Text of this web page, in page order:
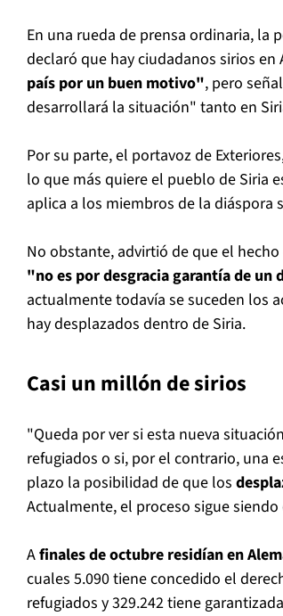
En una rueda de prensa ordinaria, la
declaró que hay ciudadanos sirios en
país por un buen motivo", pero
desarrollará la situación" tanto en
Por su parte, el portavoz de
lo que más quiere el pueblo de Siria
aplica a los miembros de la diáspora
No obstante, advirtió de que el hecho
"no es por desgracia garantía de un
actualmente todavía se suceden los
hay desplazados dentro de Siria.
Casi un millón de sirios
"Queda por ver si esta nueva
refugiados o si, por el contrario, una
plazo la posibilidad de que los
Actualmente, el proceso sigue
Afinales de octubre residían en
cuales 5.090 tiene concedido el
refugiados y 329.242 tiene